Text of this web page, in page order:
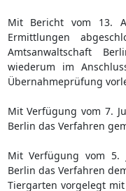
Mit Bericht vom 13.
Ermittlungen
Amtsanwaltschaft
wiederum im
Übernahmeprüfung
Mit Verfügung vom 7.
Berlin das Verfahren
Mit Verfügung vom 5.
Berlin das Verfahren
Tiergarten vorgelegt